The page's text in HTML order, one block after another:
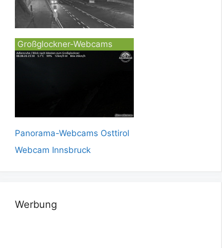
Großglockner-Webcams
Panorama-Webcams Osttirol
Webcam Innsbruck
Werbung